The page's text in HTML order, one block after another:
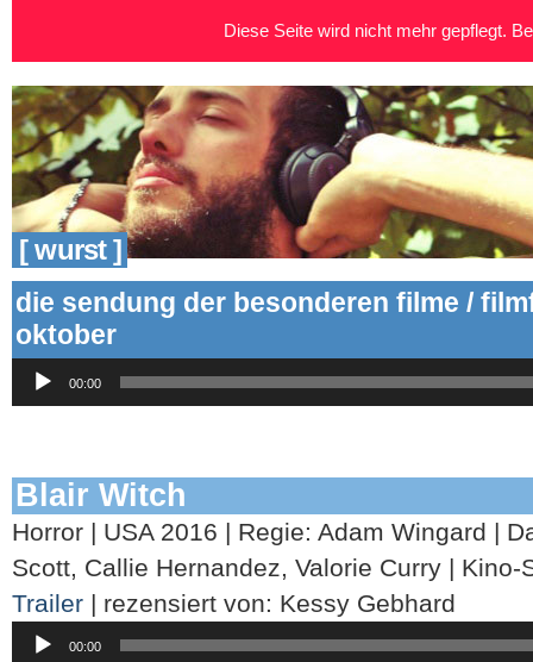
[ wurst ]
die sendung der besonderen filme /
oktober
Player
00:00
Blair Witch
Horror | USA 2016 | Regie: Adam Wingard |
Scott, Callie Hernandez, Valorie Curry | Kino-
Trailer | rezensiert von: Kessy Gebhard
Player
00:00
Diese Seite wird nicht mehr gepflegt.